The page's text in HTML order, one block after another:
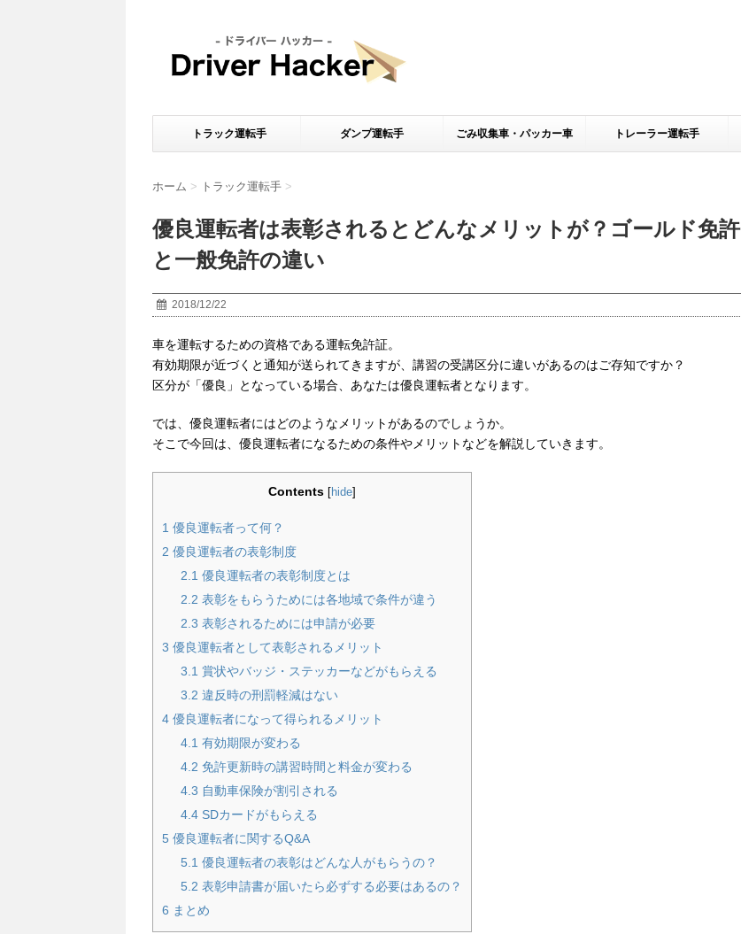
トラック運転手 ダンプ運転手 ごみ収集車・パッカー車 トレーラー運転手
ホーム > トラック運転手 >
優良運転者は表彰されるとどんなメリットが？ゴールド免許
と一般免許の違い
2018/12/22
車を運転するための資格である運転免許証。
有効期限が近づくと通知が送られてきますが、講習の受講区分に違いがあるのはご存知ですか？
区分が「優良」となっている場合、あなたは優良運転者となります。
では、優良運転者にはどのようなメリットがあるのでしょうか。
そこで今回は、優良運転者になるための条件やメリットなどを解説していきます。
Contents [hide]
1 優良運転者って何？
2 優良運転者の表彰制度
2.1 優良運転者の表彰制度とは
2.2 表彰をもらうためには各地域で条件が違う
2.3 表彰されるためには申請が必要
3 優良運転者として表彰されるメリット
3.1 賞状やバッジ・ステッカーなどがもらえる
3.2 違反時の刑罰軽減はない
4 優良運転者になって得られるメリット
4.1 有効期限が変わる
4.2 免許更新時の講習時間と料金が変わる
4.3 自動車保険が割引される
4.4 SDカードがもらえる
5 優良運転者に関するQ&A
5.1 優良運転者の表彰はどんな人がもらうの？
5.2 表彰申請書が届いたら必ずする必要はあるの？
6 まとめ